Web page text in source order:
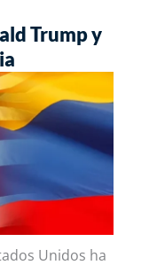
Trump y
Unidos ha